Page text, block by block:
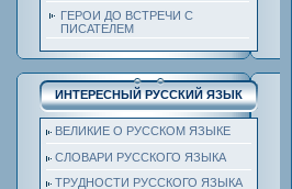
ГЕРОИ ДО ВСТРЕЧИ С
ПИСАТЕЛЕМ
ИНТЕРЕСНЫЙ РУССКИЙ ЯЗЫК
ВЕЛИКИЕ О РУССКОМ ЯЗЫКЕ
СЛОВАРИ РУССКОГО ЯЗЫКА
ТРУДНОСТИ РУССКОГО ЯЗЫКА